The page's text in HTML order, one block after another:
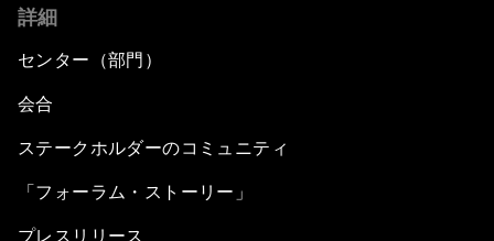
詳細
センター（部門）
会合
ステークホルダーのコミュニティ
「フォーラム・ストーリー」
プレスリリース